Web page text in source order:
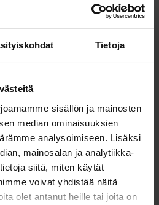
Tietoja
sisällön ja mainosten
median ominaisuuksien
analysoimiseen. Lisäksi
mainosalan ja analytiikka-
siitä, miten käytät
voivat yhdistää näitä
olet antanut heille tai joita on
pitkän linjan
lähemmäksi
toimintaa.
viestimään
mikä tuo
iloa ja vetovoimaa.